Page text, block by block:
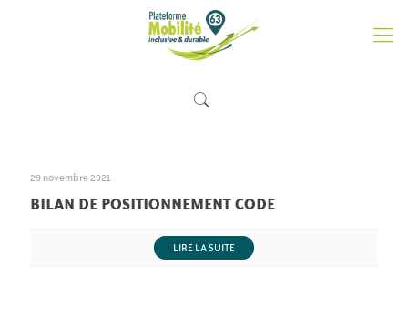
29 novembre 2021
BILAN DE POSITIONNEMENT CODE
LIRE LA SUITE